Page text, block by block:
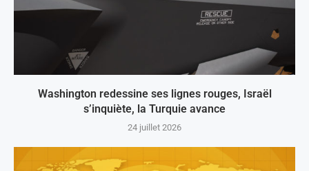
Washington redessine ses lignes rouges, Israël
s’inquiète, la Turquie avance
24 juillet 2026